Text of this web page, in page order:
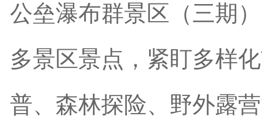
公垒瀑布群景区（三期
多景区景点，紧盯多样
普、森林探险、野外露